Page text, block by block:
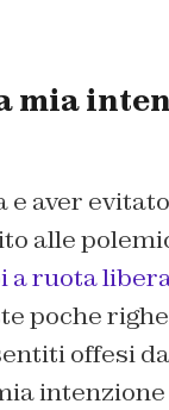
mia
aver
alle
a ruota
poche
offesi
intenzione